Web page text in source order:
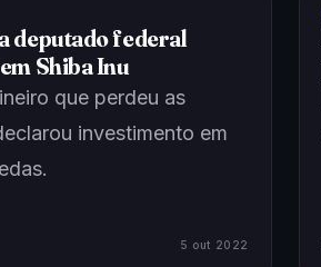
deputado federal
Shiba Inu
que perdeu as
investimento em
5 out 2022